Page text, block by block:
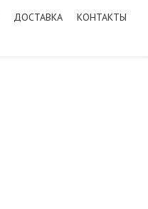
ДОСТАВКА КОНТАКТЫ